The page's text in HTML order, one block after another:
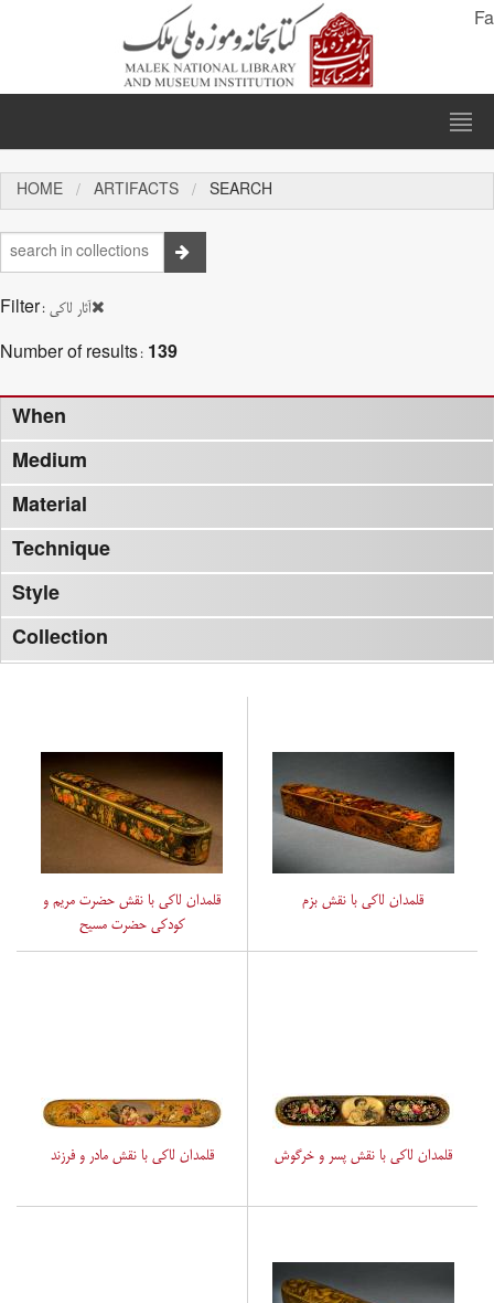
Fa
HOME ARTIFACTS SEARCH
Filter:آثار لاکی
Number of results: 139
When
Medium
Material
Technique
Style
Collection
قلمدان لاکی با نقش حضرت مریم و
کودکی حضرت مسیح
قلمدان لاکی با نقش بزم
قلمدان لاکی با نقش مادر و فرزند قلمدان لاکی با نقش پسر و خرگوش